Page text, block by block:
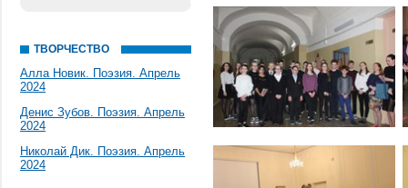
ТВОРЧЕСТВО
Алла Новик. Поэзия. Апрель
2024
Денис Зубов. Поэзия. Апрель
2024
Николай Дик. Поэзия. Апрель
2024